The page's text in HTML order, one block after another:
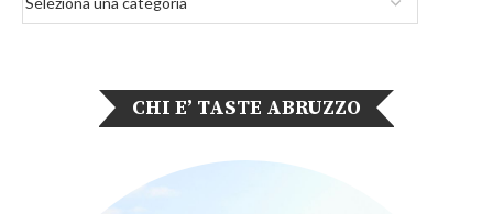
CHI E’ TASTE ABRUZZO